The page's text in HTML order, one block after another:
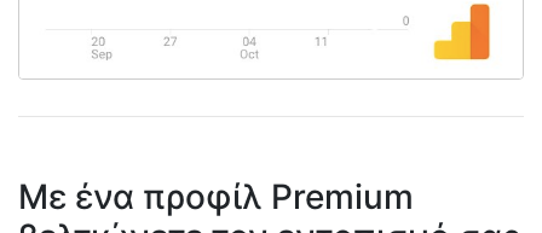
Με ένα προφίλ Premium